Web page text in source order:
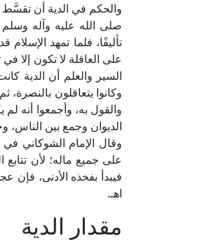
والحكم في الدية أن
صلى الله عليه وآله وسلم
تأليفًا، فلما تمهد
على العاقلة لا تكون إلا
السير والعلم أن الدية
وكانوا يتعاقلون
والقول به، وأجمعوا أنه
الديوان وجمع بين الناس،
على جميع ماله؛ لأن
فيبدأ بفخذه الأدنى،
اهـ.
مقدار الدية